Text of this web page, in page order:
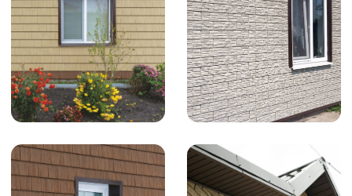
«Этим летом обновил дачу. Заказал
панели U-Plast под кирпич. Всё приехало
вовремя, без сколов и повреждений. Дом
реально преобразился: соседи заходили,
спрашивали, что за фирма. За полгода
ничего не въелось, подтёков нет.»
«После установки на солнечной стороне
повело финишную рейку и околооконную